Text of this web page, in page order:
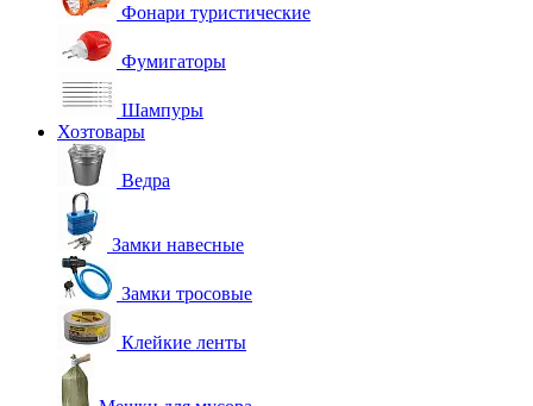
Фонари туристические
Фумигаторы
Шампуры
Хозтовары
Ведра
Замки навесные
Замки тросовые
Клейкие ленты